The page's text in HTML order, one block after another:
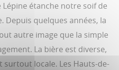
étanche notre soif de
Depuis quelques années, la
autre image que la simple
La bière est diverse,
locale. Les Hauts-de-